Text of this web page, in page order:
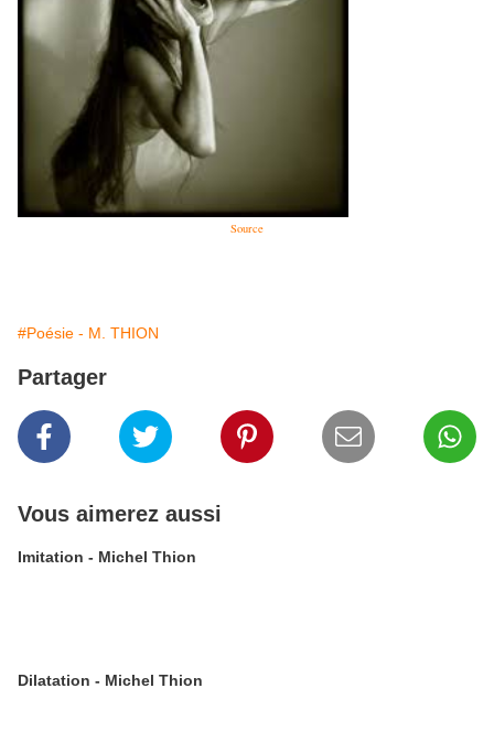
Source
#Poésie - M. THION
Partager
Vous aimerez aussi
Imitation - Michel Thion
Dilatation - Michel Thion